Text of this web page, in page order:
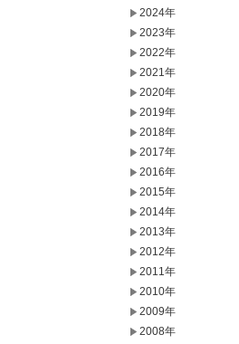
2024年
2023年
2022年
2021年
2020年
2019年
2018年
2017年
2016年
2015年
2014年
2013年
2012年
2011年
2010年
2009年
2008年